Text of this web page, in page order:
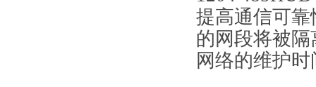
提高通信可靠
的网段将被隔
网络的维护时间